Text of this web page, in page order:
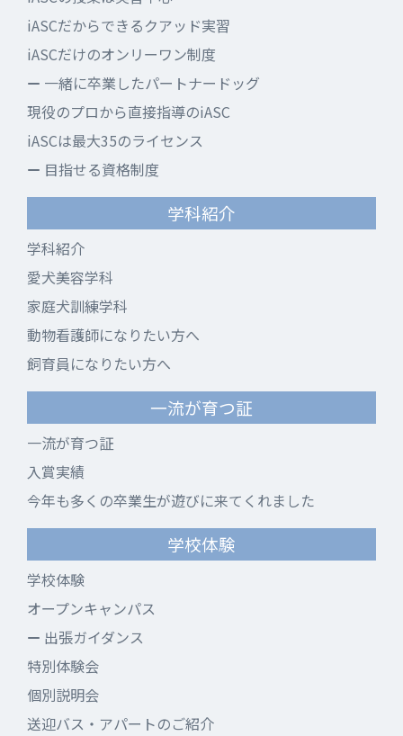
iASCだからできるクアッド実習
iASCだけのオンリーワン制度
一緒に卒業したパートナードッグ
現役のプロから直接指導のiASC
iASCは最大35のライセンス
目指せる資格制度
学科紹介
学科紹介
愛犬美容学科
家庭犬訓練学科
動物看護師になりたい方へ
飼育員になりたい方へ
一流が育つ証
一流が育つ証
入賞実績
今年も多くの卒業生が遊びに来てくれました
学校体験
学校体験
オープンキャンパス
出張ガイダンス
特別体験会
個別説明会
送迎バス・アパートのご紹介